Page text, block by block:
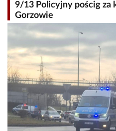
9/13 Policyjny pościg za
Gorzowie